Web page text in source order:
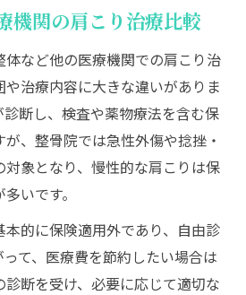
機関の肩こり治療比較
など他の医療機関での肩こり治
治療内容に大きな違いがありま
断し、検査や薬物療法を含む保
、整骨院では急性外傷や捻挫・
象となり、慢性的な肩こりは保
いです。
的に保険適用外であり、自由診
て、医療費を節約したい場合は
断を受け、必要に応じて適切な